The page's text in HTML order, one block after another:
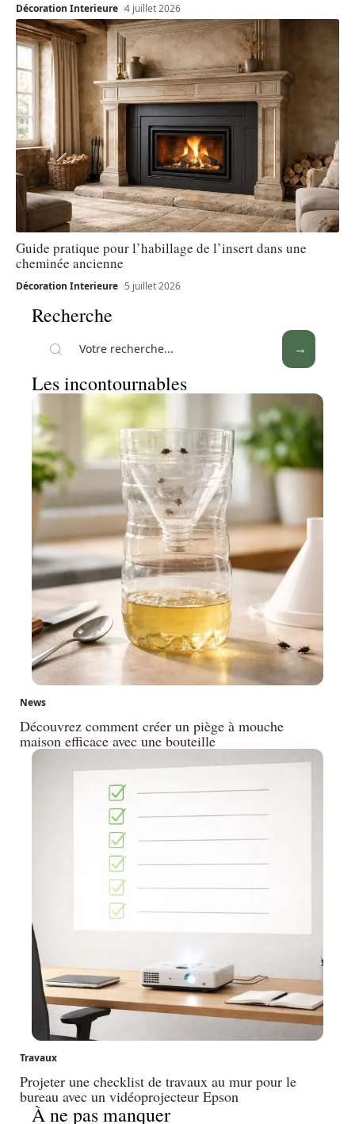
Décoration Interieure 4 juillet 2026
Guide pratique pour l’habillage de l’insert dans une
cheminée ancienne
Décoration Interieure 5 juillet 2026
Recherche
Les incontournables
News
Découvrez comment créer un piège à mouche
maison efficace avec une bouteille
Travaux
Projeter une checklist de travaux au mur pour le
bureau avec un vidéoprojecteur Epson
À ne pas manquer